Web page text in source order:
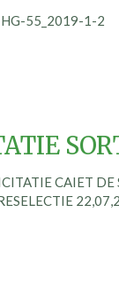
HG-55_2019-1-2
CAIET